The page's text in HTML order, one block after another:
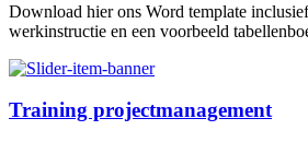
Download hier ons Word template
werkinstructie en een voorbeeld
Training projectmanagement